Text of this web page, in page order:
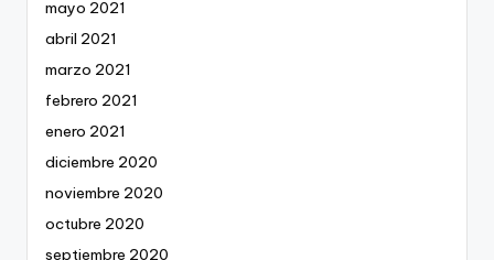
mayo 2021
abril 2021
marzo 2021
febrero 2021
enero 2021
diciembre 2020
noviembre 2020
octubre 2020
septiembre 2020